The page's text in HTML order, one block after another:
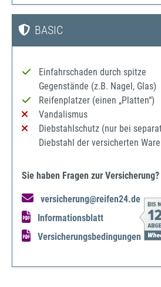
BASIC
Einfahrschaden durch spitze
Gegenstände (z.B. Nagel, Glas)
Reifenplatzer (einen „Platten“)
Vandalismus
Diebstahlschutz (nur bei
Diebstahl der versicherten
Sie haben Fragen zur Versicherung?
versicherung@reifen24.de
Informationsblatt
Versicherungsbedingungen